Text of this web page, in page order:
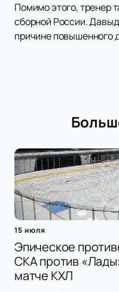
Помимо этого, тренер
сборной России.
причине повышенного
15 июля
Эпическое
СКА против
матче КХЛ